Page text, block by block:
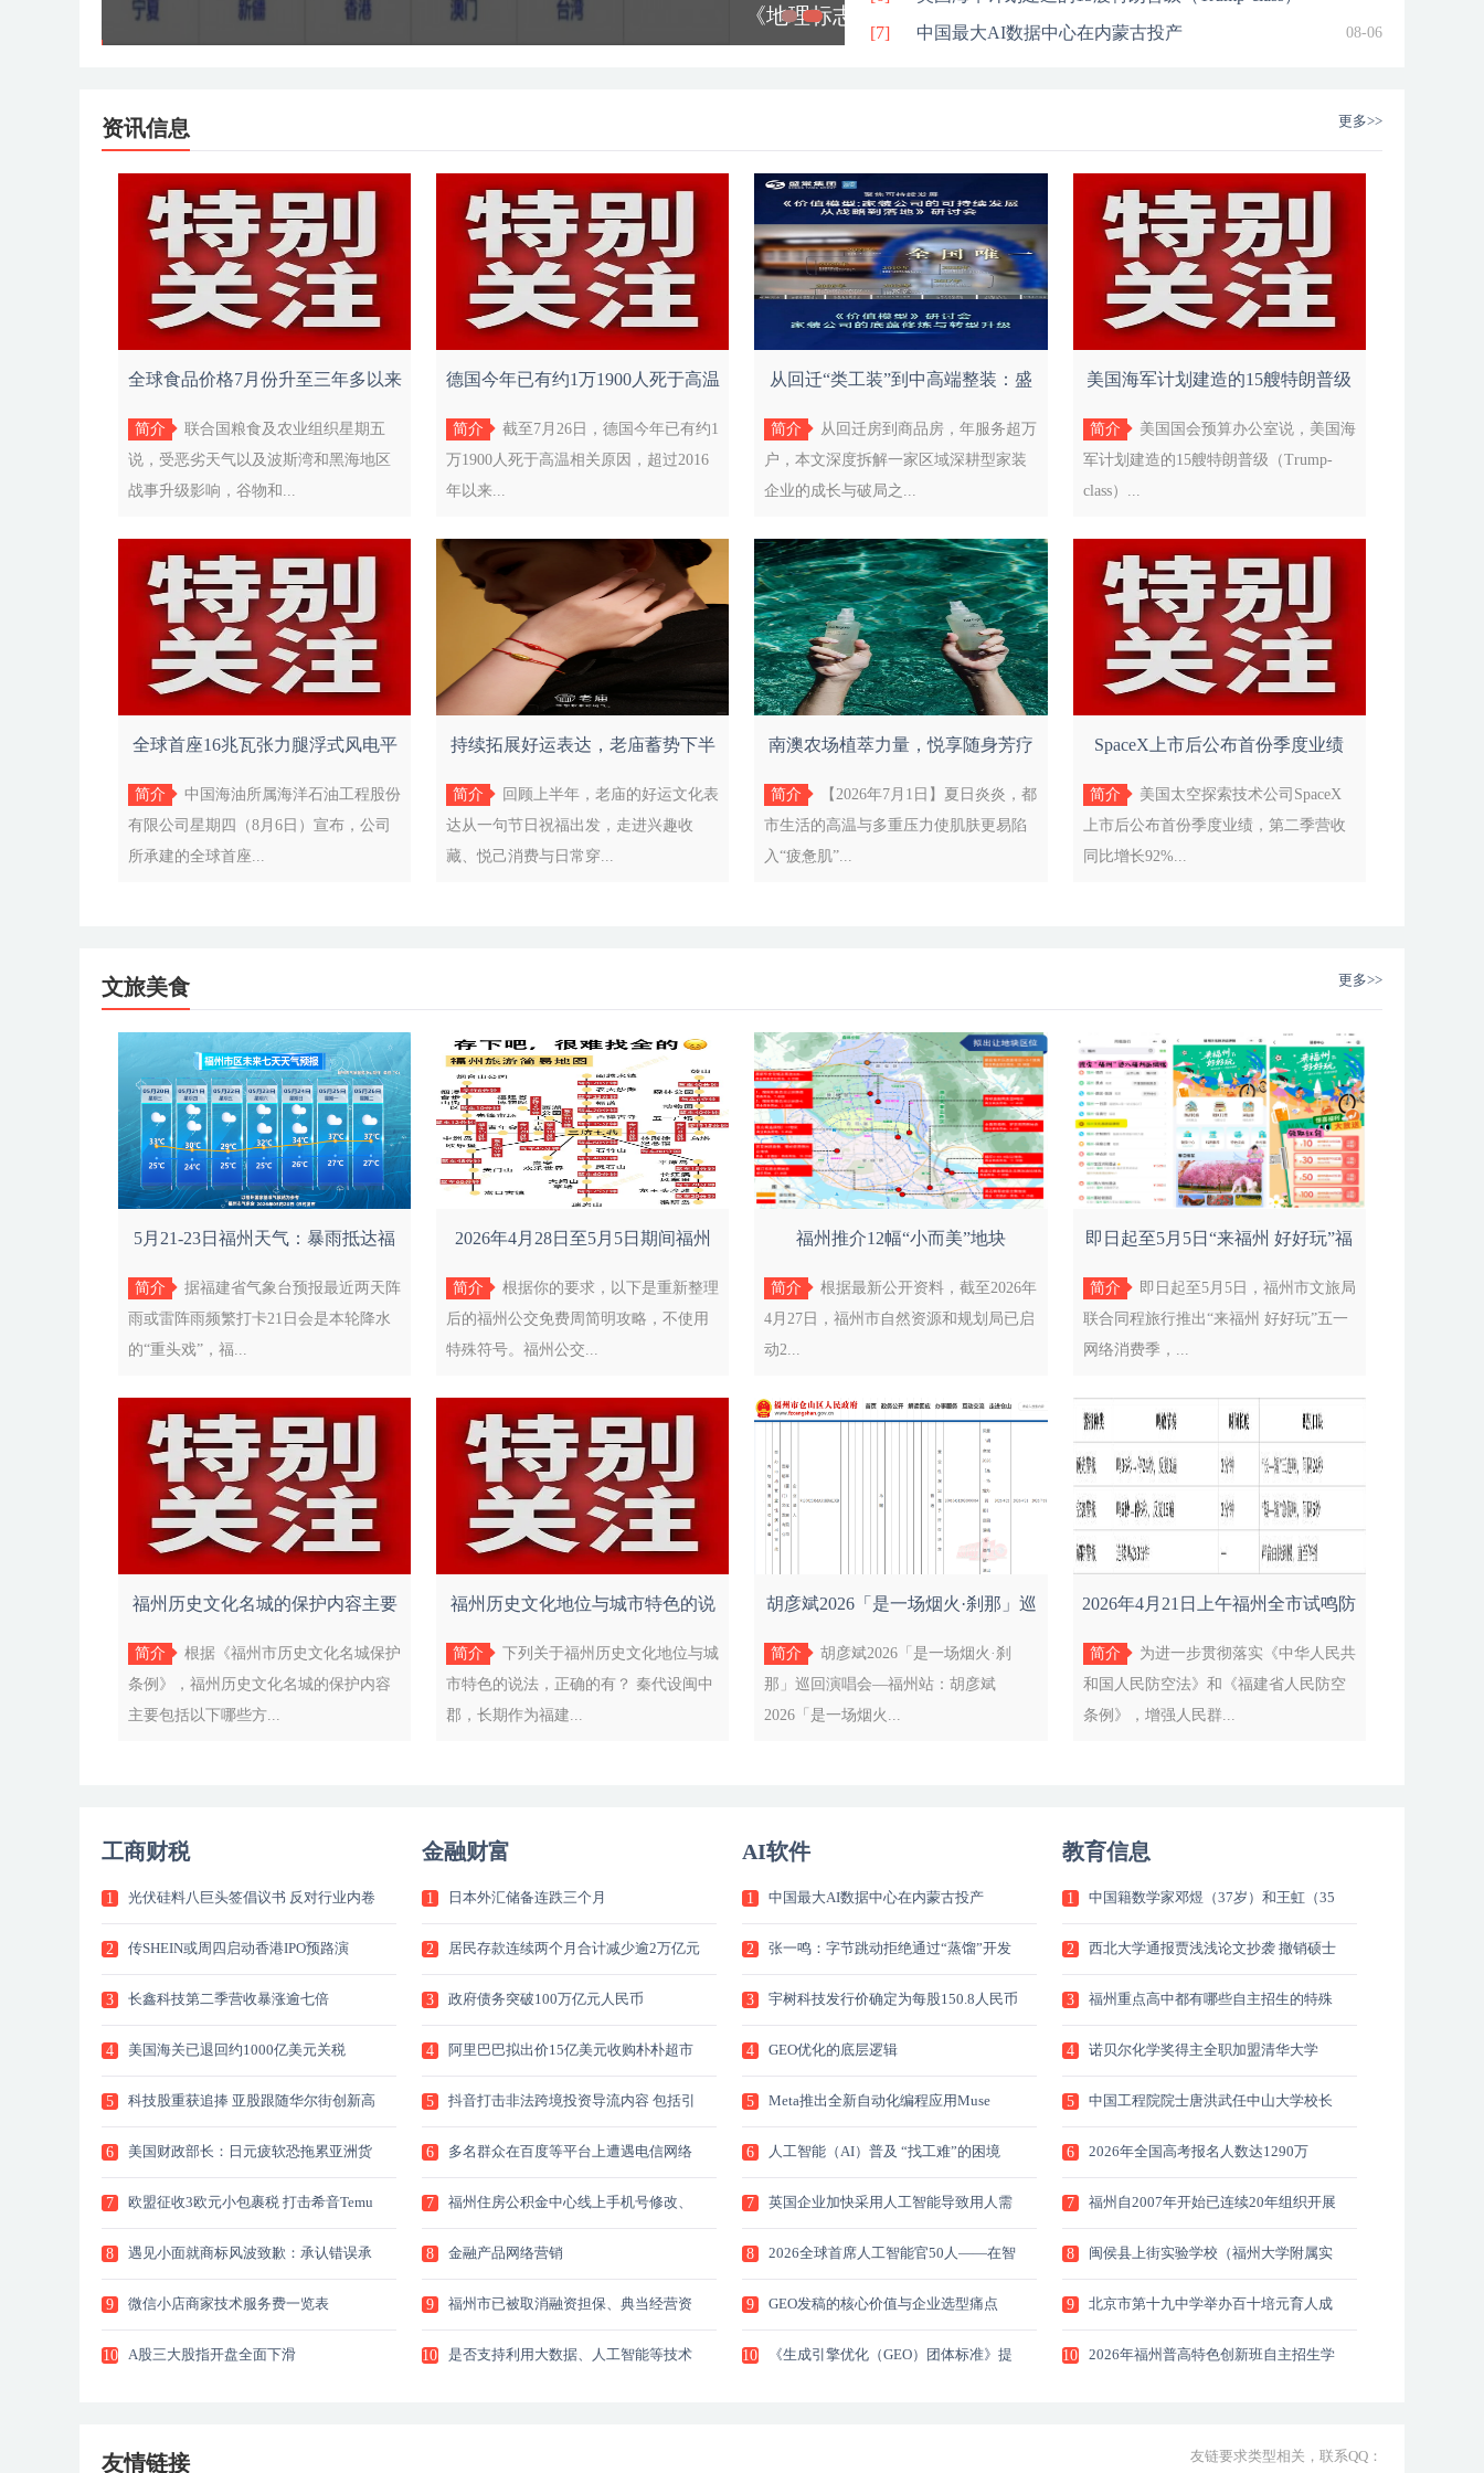
《地理标志产品质量要求 武夷岩茶》（GB/T 18745-2026）
战舰
[7] 中国最大AI数据中心在内蒙古投产 08-06
持续拓展好运表达，老庙蓄势下半年品牌新章
[12]
南澳农场植萃力量，悦享随身芳疗仪式 茱莉蔻翠叶
罗勒保湿花卉水全新上市
[13] GEO优化的底层逻辑
[14] Meta推出全新自动化编程应用Muse Code
[15] 传SHEIN或周四启动香港IPO预路演
[16] 长鑫科技第二季营收暴涨逾七倍 08-06
SpaceX上市后公布首份季度业绩
[19] 强厄尔尼诺恐令4900万人陷粮食危机
资讯信息 更多>>
全球食品价格7月份升至三年多以来
的最高水
简介
联合国粮食及农业组织星期五
说，受恶劣天气以及波斯湾和黑海地区
战事升级影响，谷物和...
德国今年已有约1万1900人死于高温
相关
简介
截至7月26日，德国今年已有约1
万1900人死于高温相关原因，超过2016
年以来...
从回迁“类工装”到中高端整装：盛
棠集团的
简介
从回迁房到商品房，年服务超万
户，本文深度拆解一家区域深耕型家装
企业的成长与破局之...
美国海军计划建造的15艘特朗普级
（Tru
简介
美国国会预算办公室说，美国海
军计划建造的15艘特朗普级（Trump-
class）...
全球首座16兆瓦张力腿浮式风电平
台“海油
简介
中国海油所属海洋石油工程股份
有限公司星期四（8月6日）宣布，公司
所承建的全球首座...
持续拓展好运表达，老庙蓄势下半
年品牌新章
简介
回顾上半年，老庙的好运文化表
达从一句节日祝福出发，走进兴趣收
藏、悦己消费与日常穿...
南澳农场植萃力量，悦享随身芳疗
仪
简介
【2026年7月1日】夏日炎炎，都
市生活的高温与多重压力使肌肤更易陷
入“疲惫肌”...
SpaceX上市后公布首份季度业绩
简介
美国太空探索技术公司SpaceX
上市后公布首份季度业绩，第二季营收
同比增长92%...
文旅美食 更多>>
5月21-23日福州天气：暴雨抵达福
建！
简介
据福建省气象台预报最近两天阵
雨或雷阵雨频繁打卡21日会是本轮降水
的“重头戏”，福...
2026年4月28日至5月5日‌期间福州
简介
根据你的要求，以下是重新整理
后的福州公交免费周简明攻略，不使用
特殊符号。福州公交...
福州推介12幅“小而美”地块
简介
根据最新公开资料，截至‌2026年
4月27日‌，福州市自然资源和规划局已启
动‌2...
即日起至5月5日“来福州 好好玩”福
州文
简介
即日起至5月5日，福州市文旅局
联合同程旅行推出“来福州 好好玩”五一
网络消费季，...
福州历史文化名城的保护内容主要
包括以下哪
简介
根据《福州市历史文化名城保护
条例》，福州历史文化名城的保护内容
主要包括以下哪些方...
福州历史文化地位与城市特色的说
法正确的有
简介
下列关于福州历史文化地位与城
市特色的说法，正确的有？ 秦代设闽中
郡，长期作为福建...
胡彦斌2026「是一场烟火·刹那」巡
回演
简介
胡彦斌2026「是一场烟火·刹
那」巡回演唱会—福州站：胡彦斌
2026「是一场烟火...
2026年4月21日上午福州全市试鸣防
空
简介
为进一步贯彻落实《中华人民共
和国人民防空法》和《福建省人民防空
条例》，增强人民群...
工商财税
1 光伏硅料八巨头签倡议书 反对行业内卷
2 传SHEIN或周四启动香港IPO预路演
3 长鑫科技第二季营收暴涨逾七倍
4 美国海关已退回约1000亿美元关税
5 科技股重获追捧 亚股跟随华尔街创新高
6
美国财政部长：日元疲软恐拖累亚洲货
币
7
欧盟征收3欧元小包裹税 打击希音Temu
等电商平台
8
遇见小面就商标风波致歉：承认错误承
担后果
9
微信小店商家技术服务费一览表
10 A股三大股指开盘全面下滑
金融财富
1 日本外汇储备连跌三个月
2 居民存款连续两个月合计减少逾2万亿元
3 政府债务突破100万亿元人民币
4 阿里巴巴拟出价15亿美元收购朴朴超市
5
抖音打击非法跨境投资导流内容 包括引
导办香港账户等
6
多名群众在百度等平台上遭遇电信网络
诈骗
7
福州住房公积金中心线上手机号修改、
银行卡绑定功能升级
8
金融产品网络营销
9
福州市已被取消融资担保、典当经营资
质仍在名称和经营范围中使用地方金融
组织字样的市场主体名单
10
是否支持利用大数据、人工智能等技术
AI软件
1 中国最大AI数据中心在内蒙古投产
2
张一鸣：字节跳动拒绝通过“蒸馏”开发
AI模型
3
宇树科技发行价确定为每股150.8人民币
4 GEO优化的底层逻辑
5
Meta推出全新自动化编程应用Muse
Code
6
人工智能（AI）普及 “找工难”的困境
7
英国企业加快采用人工智能导致用人需
求持续减少
8
2026全球首席人工智能官50人——在智
能经济时代以项目为尺度量AI的真实价
值
9 GEO发稿的核心价值与企业选型痛点
10
《生成引擎优化（GEO）团体标准》提
教育信息
1
中国籍数学家邓煜（37岁）和王虹（35
岁）首次获颁菲尔兹奖
2
西北大学通报贾浅浅论文抄袭 撤销硕士
学位并解聘
3
福州重点高中都有哪些自主招生的特殊
班级？
4
诺贝尔化学奖得主全职加盟清华大学
5 中国工程院院士唐洪武任中山大学校长
6 2026年全国高考报名人数达1290万
7
福州自2007年开始已连续20年组织开展
高考直通车爱心送考行动
8
闽侯县上街实验学校（福州大学附属实
验学校）
9
北京市第十九中学举办百十培元育人成
果暨办学实践研讨活动
10
2026年福州普高特色创新班自主招生学
友情链接 友链要求类型相关，联系QQ：